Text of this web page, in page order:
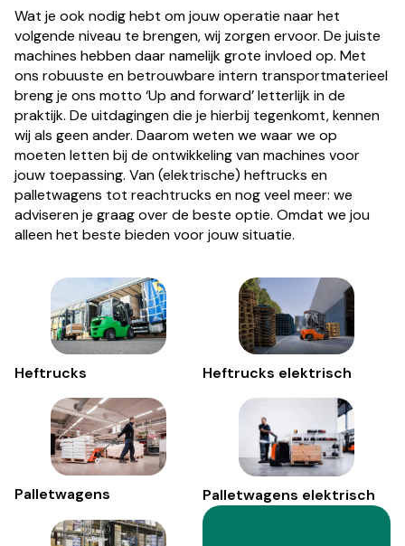
Wat je ook nodig hebt om jouw operatie naar het
volgende niveau te brengen, wij zorgen ervoor. De juiste
machines hebben daar namelijk grote invloed op. Met
ons robuuste en betrouwbare intern transportmaterieel
breng je ons motto ‘Up and forward’ letterlijk in de
praktijk. De uitdagingen die je hierbij tegenkomt, kennen
wij als geen ander. Daarom weten we waar we op
moeten letten bij de ontwikkeling van machines voor
jouw toepassing. Van (elektrische) heftrucks en
palletwagens tot reachtrucks en nog veel meer: we
adviseren je graag over de beste optie. Omdat we jou
alleen het beste bieden voor jouw situatie.
Heftrucks Heftrucks elektrisch
Palletwagens Palletwagens elektrisch